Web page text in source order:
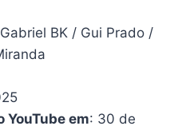
BK / Gui Prado /
em: 30 de